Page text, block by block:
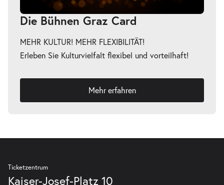
Die Bühnen Graz Card
MEHR KULTUR! MEHR FLEXIBILITÄT!
Erleben Sie Kulturvielfalt flexibel und vorteilhaft!
Mehr erfahren
Ticketzentrum
Kaiser-Josef-Platz 10